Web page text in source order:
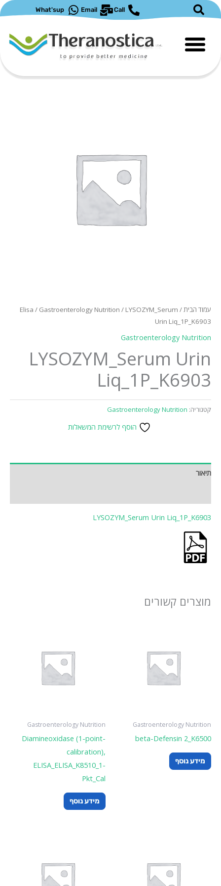
Call
Email
What'sup
עמוד הבית/
Elisa / Gastroenterology Nutrition / LYSOZYM_Serum
Urin Liq_1P_K6903
Gastroenterology Nutrition
LYSOZYM_Serum Urin
Liq_1P_K6903
קטגוריה: Gastroenterology Nutrition
הוסף לרשימת המשאלות
תיאור
LYSOZYM_Serum Urin Liq_1P_K6903
מוצרים קשורים
Gastroenterology Nutrition
beta-Defensin 2_K6500
מידע נוסף
Gastroenterology Nutrition
Diamineoxidase (1-point-
calibration),
ELISA_ELISA_K8510_1-
Pkt_Cal
מידע נוסף